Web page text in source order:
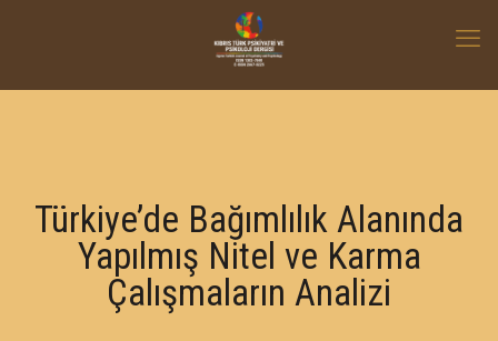
Türkiye’de Bağımlılık Alanında
Yapılmış Nitel ve Karma
Çalışmaların Analizi